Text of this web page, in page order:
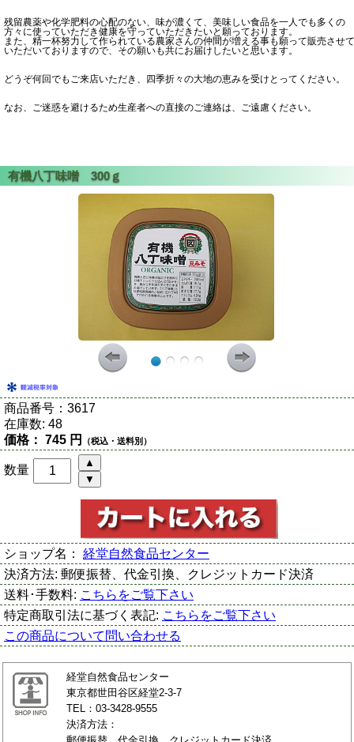
残留農薬や化学肥料の心配のない、味が濃くて、美味しい食品を一人でも多くの
方々に使っていただき健康を守っていただきたいと願っております。
また、精一杯努力して作られている農家さんの仲間が増える事も願って販売させて
いただいておりますので、その願いも共にお届けしたいと思います。
どうぞ何回でもご来店いただき、四季折々の大地の恵みを受けとってください。
なお、ご迷惑を避けるため生産者への直接のご連絡は、ご遠慮ください。
商品番号： 3617
在庫数: 48
価格： 745 円 （税込・送料別）
数量
ショップ名： 経堂自然食品センター
決済方法: 郵便振替、代金引換、クレジットカード決済
送料･手数料: こちらをご覧下さい
特定商取引法に基づく表記: こちらをご覧下さい
この商品について問い合わせる
経堂自然食品センター
東京都世田谷区経堂2-3-7
TEL：03-3428-9555
決済方法：